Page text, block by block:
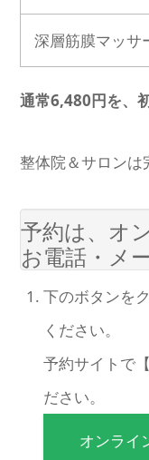
深層筋膜マッサ
通常6,480円を、
整体院＆サロンは
予約は、オ
お電話・メ
下のボタンを
ください。
予約サイトで
ださい。
オンライ